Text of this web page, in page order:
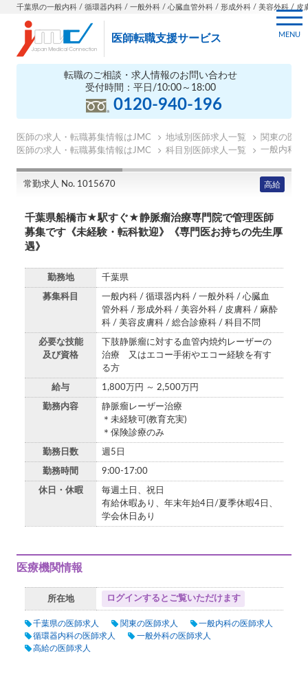
千葉県の一般内科 / 循環器内科 / 一般外科 / 心臓血管外科 / 形成外科 / 美容外科 /
医師転職支援サービス
転職のご相談・求人情報のお問い合わせ
受付時間：平日/10:00～18:00
0120-940-196
MENU
医師の求人・転職募集情報はJMC 地域別医師求人一覧
関東の医師
医師の求人・転職募集情報はJMC
科目別医師求人一覧 一般内科の
常勤求人 No. 1015670 高給
千葉県船橋市★駅すぐ★静脈瘤治療専門院で管理医師
募集です《未経験・転科歓迎》《専門医お持ちの先生厚
遇》
勤務地 千葉県
募集科目
一般内科 / 循環器内科 / 一般外科 / 心臓血
管外科 / 形成外科 / 美容外科 / 皮膚科 / 麻酔
科 / 美容皮膚科 / 総合診療科 / 科目不問
必要な技能
及び資格
下肢静脈瘤に対する血管内焼灼レーザーの
治療 又はエコー手術やエコー経験を有す
る方
給与 1,800万円 ～ 2,500万円
勤務内容
静脈瘤レーザー治療
＊未経験可(教育充実)
＊保険診療のみ
勤務日数 週5日
勤務時間 9:00-17:00
休日・休暇
毎週土日、祝日
有給休暇あり、年末年始4日/夏季休暇4日、
学会休日あり
医療機関情報
所在地 ログインするとご覧いただけます
千葉県の医師求人 関東の医師求人
一般内科の医師求人
循環器内科の医師求人
一般外科の医師求人
高給の医師求人